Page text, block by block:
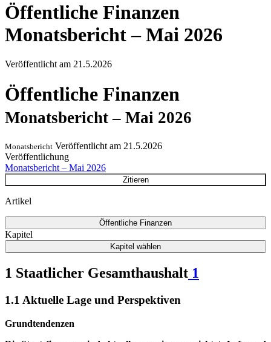
Öffentliche Finanzen
Monatsbericht – Mai 2026
Veröffentlicht am 21.5.2026
Öffentliche Finanzen
Monatsbericht – Mai 2026
Monatsbericht Veröffentlicht am 21.5.2026
Veröffentlichung
Monatsbericht – Mai 2026
Zitieren
Artikel
Öffentliche Finanzen
Kapitel
Kapitel wählen
1 Staatlicher Gesamthaushalt 1
1.1 Aktuelle Lage und Perspektiven
Grundtendenzen